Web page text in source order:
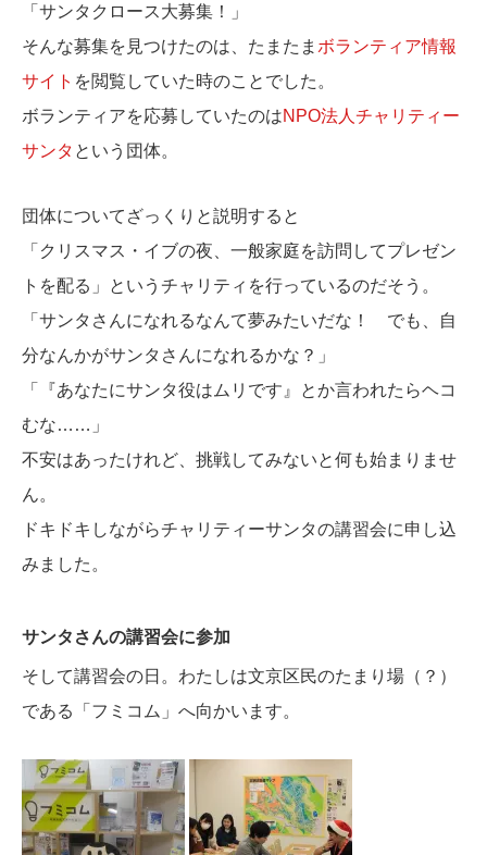
「サンタクロース大募集！」
そんな募集を見つけたのは、たまたま ボランティア情報
サイト を閲覧していた時のことでした。
ボランティアを応募していたのはNPO法人チャリティー
サンタ という団体。
団体についてざっくりと説明すると
「クリスマス・イブの夜、一般家庭を訪問してプレゼン
トを配る」というチャリティを行っているのだそう。
「サンタさんになれるなんて夢みたいだな！ でも、自
分なんかがサンタさんになれるかな？」
「『あなたにサンタ役はムリです』とか言われたらヘコ
むな……」
不安はあったけれど、挑戦してみないと何も始まりませ
ん。
ドキドキしながらチャリティーサンタの講習会に申し込
みました。
サンタさんの講習会に参加
そして講習会の日。わたしは文京区民のたまり場（？）
である「フミコム」へ向かいます。